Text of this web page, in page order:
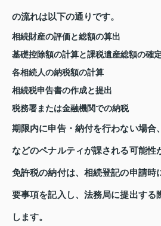
の流れは以下の通りです。
相続財産の評価と総額の算出
基礎控除額の計算と課税遺産総額の確定
各相続人の納税額の計算
相続税申告書の作成と提出
税務署または金融機関での納税
期限内に申告・納付を行わない場合
などのペナルティが課される可能性
免許税の納付は、相続登記の申請時
要事項を記入し、法務局に提出する
します。